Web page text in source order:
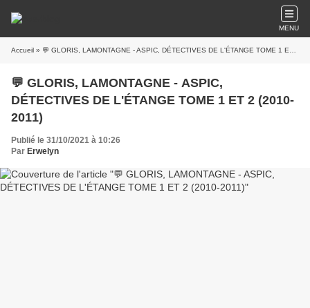
MENU
Accueil » 💬 GLORIS, LAMONTAGNE - ASPIC, DÉTECTIVES DE L'ÉTANGE TOME 1 ET 2 (2010-2011)
💬 GLORIS, LAMONTAGNE - ASPIC,
DÉTECTIVES DE L'ÉTANGE TOME 1 ET 2 (2010-
2011)
Publié le 31/10/2021 à 10:26
Par Erwelyn